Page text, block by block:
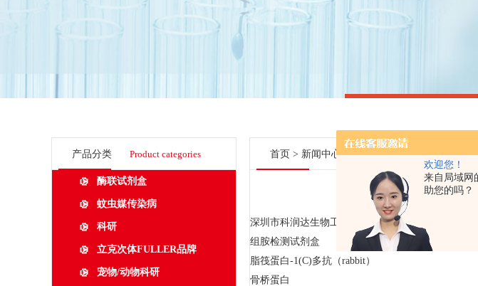
欢迎您！
来自局域网
助您的吗？
产品分类 Product categories
酶联试剂盒
蚊虫媒传染病
科研
立克次体FULLER品牌
宠物/动物科研
首页 > 新闻中心> *活动已开启
深圳市科润达生物工程有限公司为答谢新老客户，
组胺检测试剂盒
脂筏蛋白-1(C)多抗（rabbit）
骨桥蛋白